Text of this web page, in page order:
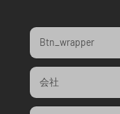
Btn_wrapper
会社